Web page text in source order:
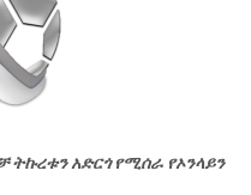
ትኩረቱን አድርጎ የሚሰራ የኦንላይን